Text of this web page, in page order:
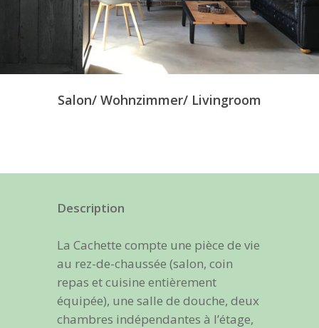
Salon/ Wohnzimmer/ Livingroom
Description
La Cachette compte une pièce de vie
au rez-de-chaussée (salon, coin
repas et cuisine entièrement
équipée), une salle de douche, deux
chambres indépendantes à l’étage,